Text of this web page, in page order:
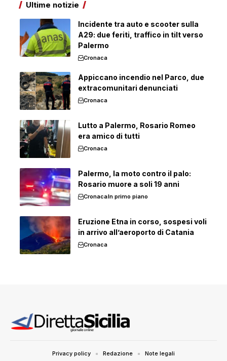
Ultime notizie
Incidente tra auto e scooter sulla
A29: due feriti, traffico in tilt verso
Palermo
Cronaca
Appiccano incendio nel Parco, due
extracomunitari denunciati
Cronaca
Lutto a Palermo, Rosario Romeo
era amico di tutti
Cronaca
Palermo, la moto contro il palo:
Rosario muore a soli 19 anni
CronacaIn primo piano
Eruzione Etna in corso, sospesi voli
in arrivo all’aeroporto di Catania
Cronaca
Privacy policy Redazione
Note legali